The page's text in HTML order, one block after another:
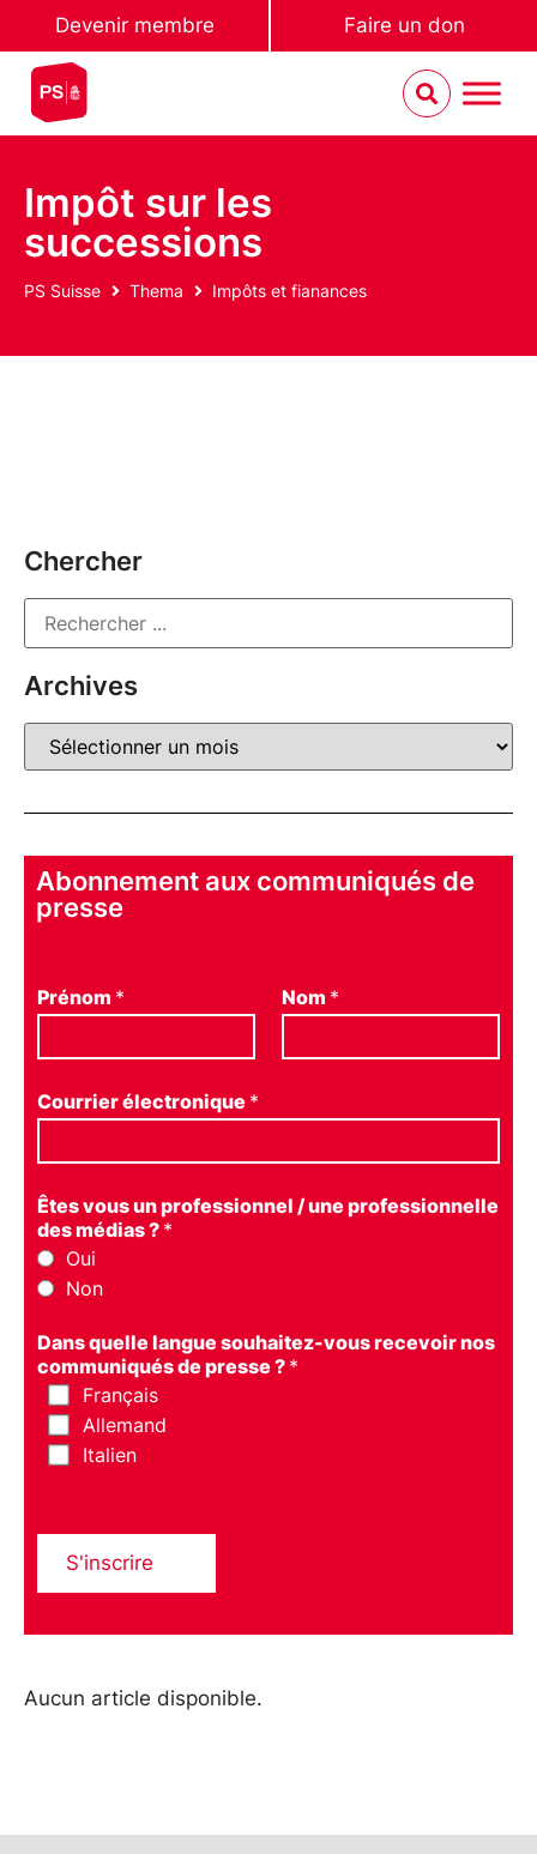
Devenir membre Faire un don
Impôt sur les
successions
PS Suisse Thema Impôts et fianances
Chercher
Archives
Abonnement aux communiqués de
presse
Prénom * Nom *
Courrier électronique *
Êtes vous un professionnel / une professionnelle
des médias ? *
Oui
Non
Dans quelle langue souhaitez-vous recevoir nos
communiqués de presse ? *
Français
Allemand
Italien
S'inscrire
Aucun article disponible.